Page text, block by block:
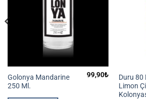
Golonya Mandarine
250 Ml.
99,90₺
Duru 80
Limon